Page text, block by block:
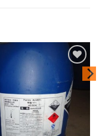
wishlist